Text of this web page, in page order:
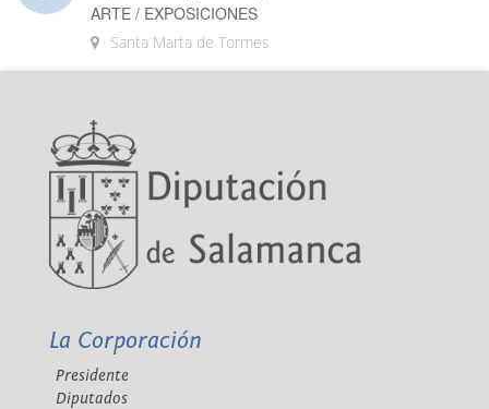
ARTE / EXPOSICIONES
Santa Marta de Tormes
La Corporación
Presidente
Diputados